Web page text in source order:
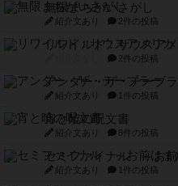
無限まちがいさがし
紹介文あり 2件の投稿
リワイルド：サウスア
2件の投稿
アンダー・ザ・テーブ
紹介文あり 1件の投稿
宵と暁の呪文書
紹介文あり 8件の投稿
セミファイナル ～お前
紹介文あり 1件の投稿